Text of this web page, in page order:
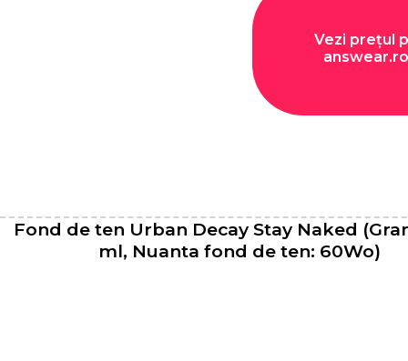
Vezi prețul
Fond de ten Urban Decay Stay Naked
ml, Nuanta fond de ten: 60Wo)